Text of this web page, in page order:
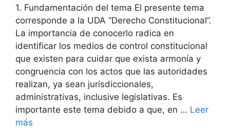
1. Fundamentación del tema El presente tema
corresponde a la UDA “Derecho Constitucional”.
La importancia de conocerlo radica en
identificar los medios de control constitucional
que existen para cuidar que exista armonía y
congruencia con los actos que las autoridades
realizan, ya sean jurisdiccionales,
administrativas, inclusive legislativas. Es
importante este tema debido a que, en … Leer
más